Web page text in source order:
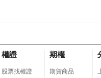
權證
股票找權證
期權
期貨商品